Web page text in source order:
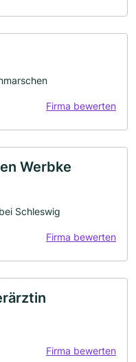
Firma bewerten
Werbke
Schleswig
Firma bewerten
Firma bewerten